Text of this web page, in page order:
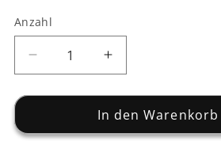
Anzahl
Verringere
die
Menge
Tisch
Erhöhe
die
Menge
für
Tisch
In den Warenkorb